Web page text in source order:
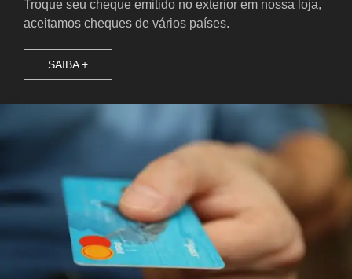
Troque seu cheque emitido no exterior em nossa loja,
aceitamos cheques de vários países.
SAIBA +